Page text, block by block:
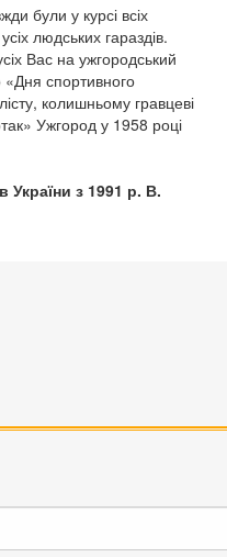
були у курсі всіх
людських гараздів.
Вас на ужгородський
«Дня спортивного
колишньому гравцеві
Ужгород у 1958 році
України з 1991 р. В.